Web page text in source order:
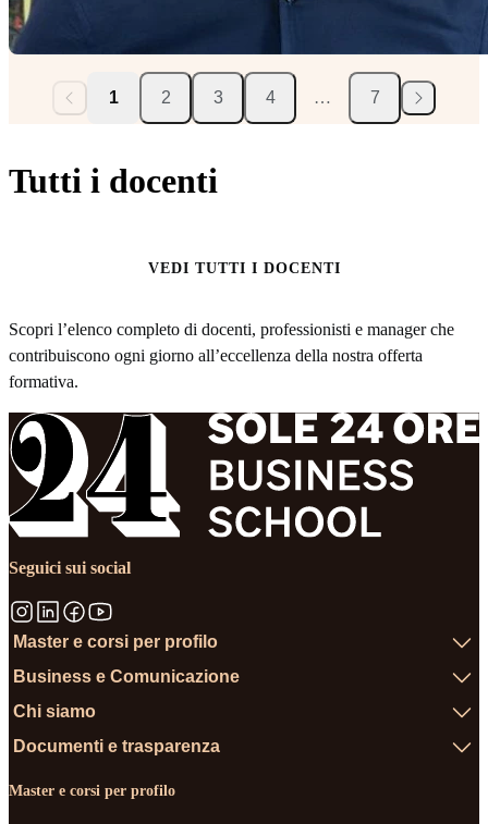
1 2 3 4 … 7
Tutti i docenti
VEDI TUTTI I DOCENTI
Scopri l’elenco completo di docenti, professionisti e manager che
contribuiscono ogni giorno all’eccellenza della nostra offerta
formativa.
Seguici sui social
Master e corsi per profilo
Business e Comunicazione
Chi siamo
Documenti e trasparenza
Master e corsi per profilo